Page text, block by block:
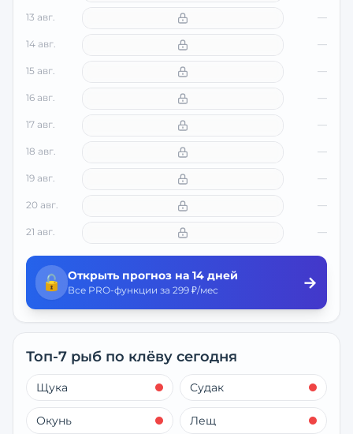
13 авг. —
14 авг. —
15 авг. —
16 авг. —
17 авг. —
18 авг. —
19 авг. —
20 авг. —
21 авг. —
🔓 Открыть прогноз на 14 дней
Все PRO-функции за 299 ₽/мес →
Топ-7 рыб по клёву сегодня
Щука Судак
Окунь Лещ